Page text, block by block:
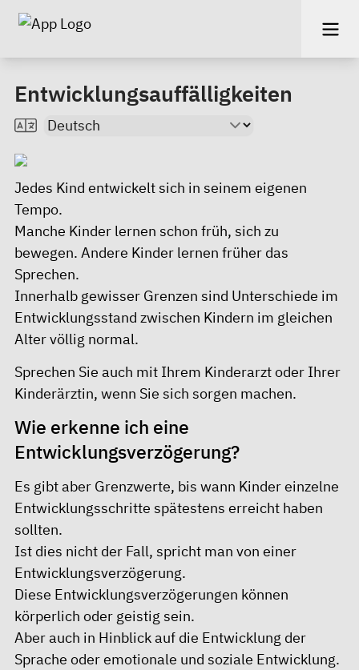
Entwicklungsauffälligkeiten
Jedes Kind entwickelt sich in seinem eigenen
Tempo.
Manche Kinder lernen schon früh, sich zu
bewegen. Andere Kinder lernen früher das
Sprechen.
Innerhalb gewisser Grenzen sind Unterschiede im
Entwicklungsstand zwischen Kindern im gleichen
Alter völlig normal.
Sprechen Sie auch mit Ihrem Kinderarzt oder Ihrer
Kinderärztin, wenn Sie sich sorgen machen.
Wie erkenne ich eine
Entwicklungsverzögerung?
Es gibt aber Grenzwerte, bis wann Kinder einzelne
Entwicklungsschritte spätestens erreicht haben
sollten.
Ist dies nicht der Fall, spricht man von einer
Entwicklungsverzögerung.
Diese Entwicklungsverzögerungen können
körperlich oder geistig sein.
Aber auch in Hinblick auf die Entwicklung der
Sprache oder emotionale und soziale Entwicklung.